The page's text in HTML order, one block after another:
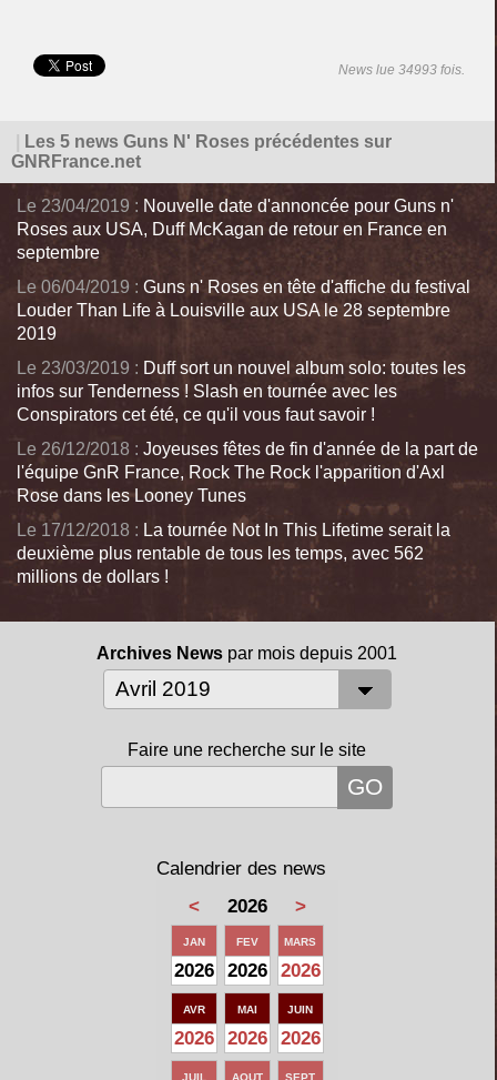
News lue 34993 fois.
Les 5 news Guns N' Roses précédentes sur
GNRFrance.net
Le 23/04/2019 : Nouvelle date d'annoncée pour Guns n'
Roses aux USA, Duff McKagan de retour en France en
septembre
Le 06/04/2019 : Guns n' Roses en tête d'affiche du festival
Louder Than Life à Louisville aux USA le 28 septembre
2019
Le 23/03/2019 : Duff sort un nouvel album solo: toutes les
infos sur Tenderness ! Slash en tournée avec les
Conspirators cet été, ce qu'il vous faut savoir !
Le 26/12/2018 : Joyeuses fêtes de fin d'année de la part de
l'équipe GnR France, Rock The Rock l'apparition d'Axl
Rose dans les Looney Tunes
Le 17/12/2018 : La tournée Not In This Lifetime serait la
deuxième plus rentable de tous les temps, avec 562
millions de dollars !
Archives News par mois depuis 2001
Faire une recherche sur le site
Calendrier des news
<
2026 >
JAN
2026
FEV
2026
MARS
2026
AVR
2026
MAI
2026
JUIN
2026